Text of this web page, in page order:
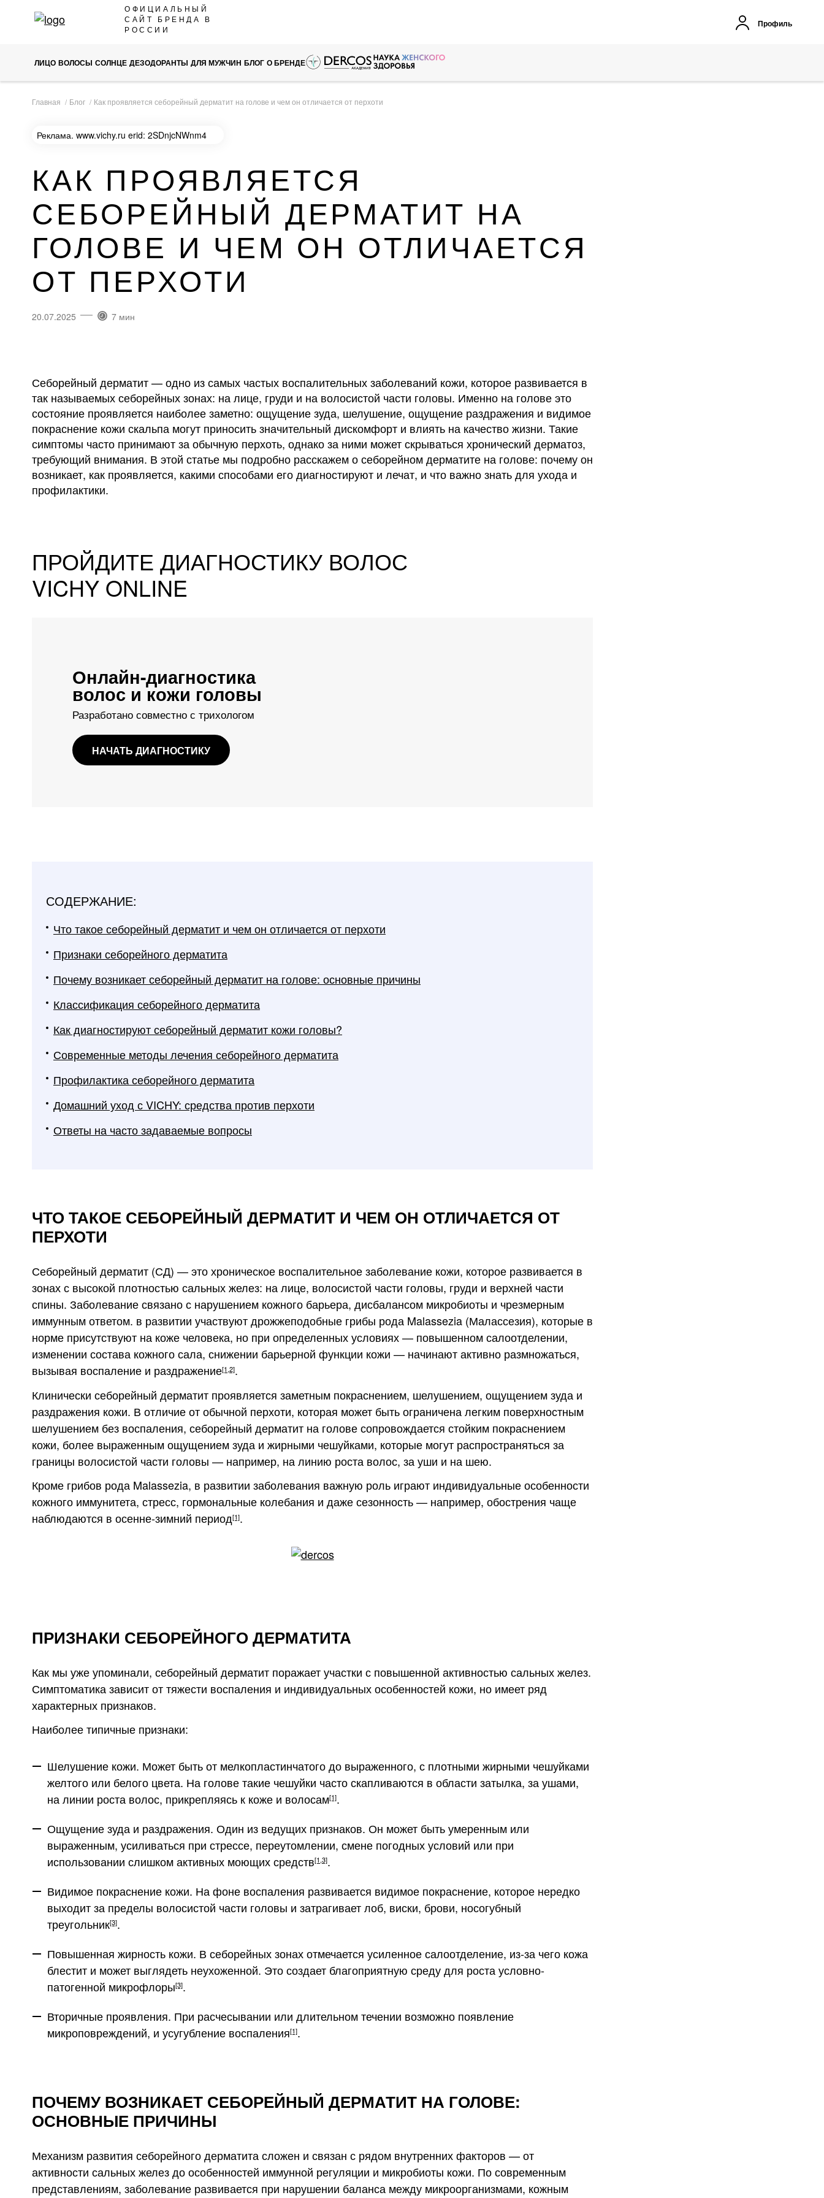
ОФИЦИАЛЬНЫЙ
САЙТ БРЕНДА В
РОССИИ
Профиль
ЛИЦО ВОЛОСЫ СОЛНЦЕ ДЕЗОДОРАНТЫ ДЛЯ МУЖЧИН БЛОГ О БРЕНДЕ
Главная Блог Как проявляется себорейный дерматит на голове и чем он отличается от перхоти
Реклама. www.vichy.ru erid: 2SDnjcNWnm4
КАК ПРОЯВЛЯЕТСЯ
СЕБОРЕЙНЫЙ ДЕРМАТИТ НА
ГОЛОВЕ И ЧЕМ ОН ОТЛИЧАЕТСЯ
ОТ ПЕРХОТИ
20.07.2025 7 мин
Себорейный дерматит — одно из самых частых воспалительных заболеваний кожи, которое развивается в
так называемых себорейных зонах: на лице, груди и на волосистой части головы. Именно на голове это
состояние проявляется наиболее заметно: ощущение зуда, шелушение, ощущение раздражения и видимое
покраснение кожи скальпа могут приносить значительный дискомфорт и влиять на качество жизни. Такие
симптомы часто принимают за обычную перхоть, однако за ними может скрываться хронический дерматоз,
требующий внимания. В этой статье мы подробно расскажем о себорейном дерматите на голове: почему он
возникает, как проявляется, какими способами его диагностируют и лечат, и что важно знать для ухода и
профилактики.
ПРОЙДИТЕ ДИАГНОСТИКУ ВОЛОС
VICHY ONLINE
Онлайн-диагностика
волос и кожи головы
Разработано совместно с трихологом
НАЧАТЬ ДИАГНОСТИКУ
СОДЕРЖАНИЕ:
Что такое себорейный дерматит и чем он отличается от перхоти
Признаки себорейного дерматита
Почему возникает себорейный дерматит на голове: основные причины
Классификация себорейного дерматита
Как диагностируют себорейный дерматит кожи головы?
Современные методы лечения себорейного дерматита
Профилактика себорейного дерматита
Домашний уход с VICHY: средства против перхоти
Ответы на часто задаваемые вопросы
ЧТО ТАКОЕ СЕБОРЕЙНЫЙ ДЕРМАТИТ И ЧЕМ ОН ОТЛИЧАЕТСЯ ОТ
ПЕРХОТИ
Себорейный дерматит (СД) — это хроническое воспалительное заболевание кожи, которое развивается в
зонах с высокой плотностью сальных желез: на лице, волосистой части головы, груди и верхней части
спины. Заболевание связано с нарушением кожного барьера, дисбалансом микробиоты и чрезмерным
иммунным ответом. в развитии участвуют дрожжеподобные грибы рода Malassezia (Малассезия), которые в
норме присутствуют на коже человека, но при определенных условиях — повышенном салоотделении,
изменении состава кожного сала, снижении барьерной функции кожи — начинают активно размножаться,
вызывая воспаление и раздражение[1,2].
Клинически себорейный дерматит проявляется заметным покраснением, шелушением, ощущением зуда и
раздражения кожи. В отличие от обычной перхоти, которая может быть ограничена легким поверхностным
шелушением без воспаления, себорейный дерматит на голове сопровождается стойким покраснением
кожи, более выраженным ощущением зуда и жирными чешуйками, которые могут распространяться за
границы волосистой части головы — например, на линию роста волос, за уши и на шею.
Кроме грибов рода Malassezia, в развитии заболевания важную роль играют индивидуальные особенности
кожного иммунитета, стресс, гормональные колебания и даже сезонность — например, обострения чаще
наблюдаются в осенне-зимний период[1].
ПРИЗНАКИ СЕБОРЕЙНОГО ДЕРМАТИТА
Как мы уже упоминали, себорейный дерматит поражает участки с повышенной активностью сальных желез.
Симптоматика зависит от тяжести воспаления и индивидуальных особенностей кожи, но имеет ряд
характерных признаков.
Наиболее типичные признаки:
Шелушение кожи. Может быть от мелкопластинчатого до выраженного, с плотными жирными чешуйками
желтого или белого цвета. На голове такие чешуйки часто скапливаются в области затылка, за ушами,
на линии роста волос, прикрепляясь к коже и волосам[1].
Ощущение зуда и раздражения. Один из ведущих признаков. Он может быть умеренным или
выраженным, усиливаться при стрессе, переутомлении, смене погодных условий или при
использовании слишком активных моющих средств[1,3].
Видимое покраснение кожи. На фоне воспаления развивается видимое покраснение, которое нередко
выходит за пределы волосистой части головы и затрагивает лоб, виски, брови, носогубный
треугольник[3].
Повышенная жирность кожи. В себорейных зонах отмечается усиленное салоотделение, из-за чего кожа
блестит и может выглядеть неухоженной. Это создает благоприятную среду для роста условно-
патогенной микрофлоры[3].
Вторичные проявления. При расчесывании или длительном течении возможно появление
микроповреждений, и усугубление воспаления[1].
ПОЧЕМУ ВОЗНИКАЕТ СЕБОРЕЙНЫЙ ДЕРМАТИТ НА ГОЛОВЕ:
ОСНОВНЫЕ ПРИЧИНЫ
Механизм развития себорейного дерматита сложен и связан с рядом внутренних факторов — от
активности сальных желез до особенностей иммунной регуляции и микробиоты кожи. По современным
представлениям, заболевание развивается при нарушении баланса между микроорганизмами, кожным